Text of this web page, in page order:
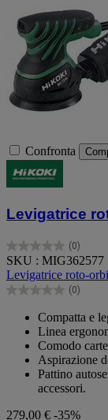
Confronta
Levigatrice
(0)
0.0
su
5
stelle.
SKU : MIG362577
Levigatrice roto-
(0)
0.0
stelle.
Compatta e
Linea
Comodo
Aspirazione
Pattino
accessori.
279,00 € -35%